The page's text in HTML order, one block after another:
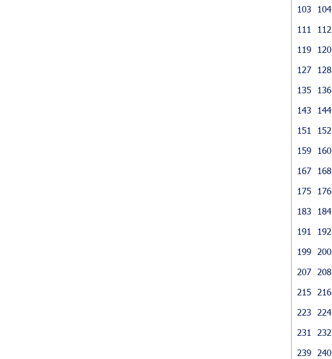
103
104
111
112
119
120
127
128
135
136
143
144
151
152
159
160
167
168
175
176
183
184
191
192
199
200
207
208
215
216
223
224
231
232
239
240